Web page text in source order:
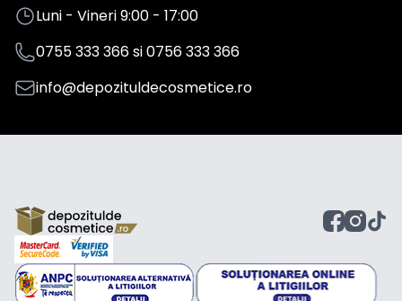
Luni - Vineri 9:00 - 17:00
0755 333 366si0756 333 366
info@depozituldecosmetice.ro